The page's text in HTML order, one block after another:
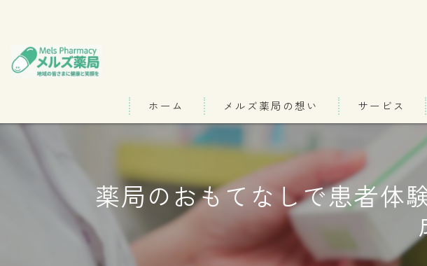
ホーム メルズ薬局の想い
代表あいさつ
サービス
当薬局の特徴
処方箋
薬局のおもてなしで患者体